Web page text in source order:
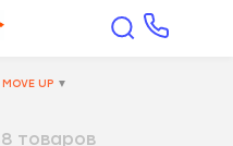
MOVE UP ▼
товаров